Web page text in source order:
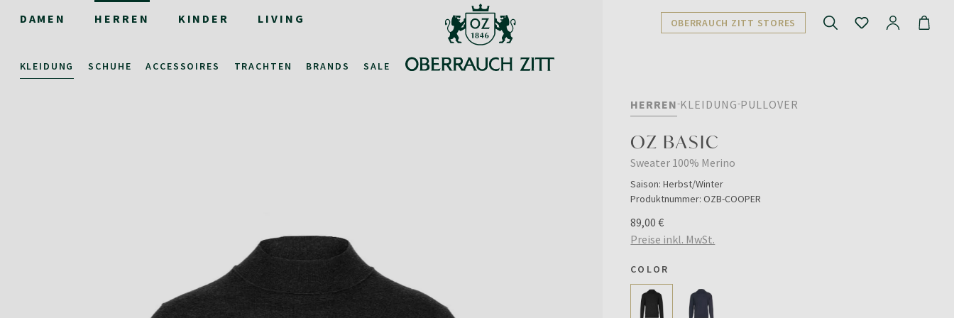
DAMEN HERREN KINDER LIVING
KLEIDUNG SCHUHE ACCESSOIRES TRACHTEN BRANDS SALE
OBERRAUCH ZITT STORES
HERREN KLEIDUNG PULLOVER
OZ BASIC
Sweater 100% Merino
Saison: Herbst/Winter
Produktnummer:OZB-COOPER
89,00 €
Preise inkl. MwSt.
COLOR